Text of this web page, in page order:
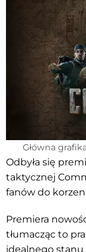
Główna
Odbyła się
taktycznej
fanów do
Premiera
tłumacząc to
idealnego stanu